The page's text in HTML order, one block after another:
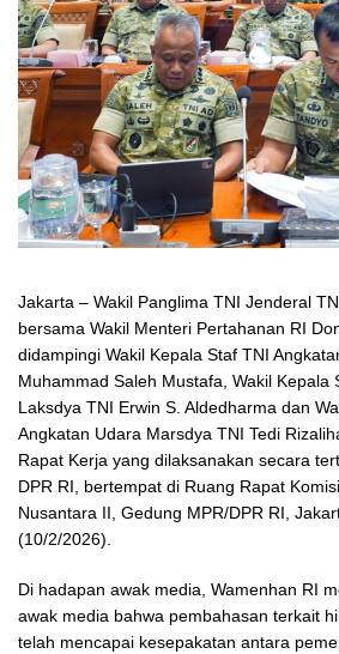
Jakarta – Wakil Panglima TNI Jenderal
bersama Wakil Menteri Pertahanan RI
didampingi Wakil Kepala Staf TNI
Muhammad Saleh Mustafa, Wakil Kepala
Laksdya TNI Erwin S. Aldedharma dan
Angkatan Udara Marsdya TNI Tedi
Rapat Kerja yang dilaksanakan secara
DPR RI, bertempat di Ruang Rapat
Nusantara II, Gedung MPR/DPR RI,
(10/2/2026).
Di hadapan awak media, Wamenhan RI
awak media bahwa pembahasan terkait
telah mencapai kesepakatan antara